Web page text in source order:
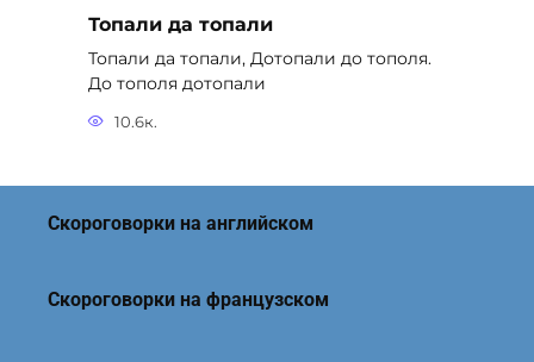
Топали да топали
Топали да топали, Дотопали до тополя.
До тополя дотопали
10.6к.
Скороговорки на английском
Скороговорки на французском